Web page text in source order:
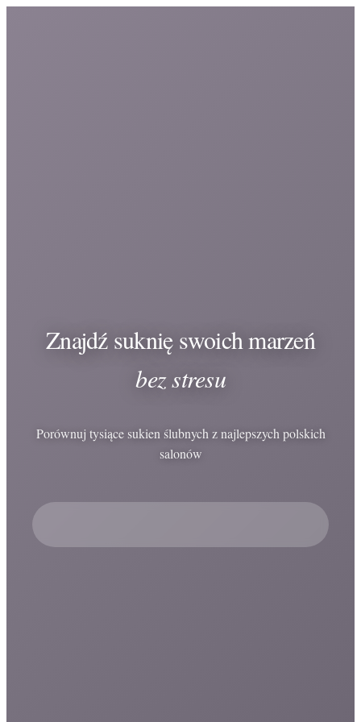
Znajdź suknię swoich marzeń
bez stresu
Porównuj tysiące sukien ślubnych z najlepszych polskich
salonów